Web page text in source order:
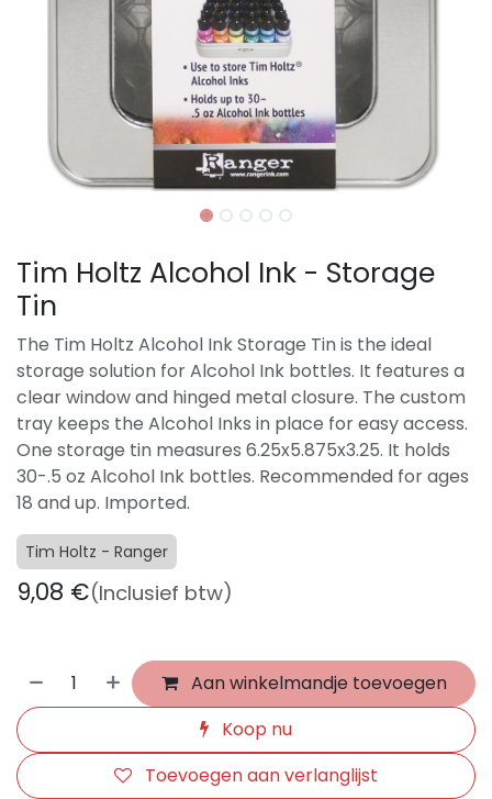
Tim Holtz Alcohol Ink - Storage
Tin
The Tim Holtz Alcohol Ink Storage Tin is the ideal
storage solution for Alcohol Ink bottles. It features a
clear window and hinged metal closure. The custom
tray keeps the Alcohol Inks in place for easy access.
One storage tin measures 6.25x5.875x3.25. It holds
30-.5 oz Alcohol Ink bottles. Recommended for ages
18 and up. Imported.
Tim Holtz - Ranger
9,08 €(Inclusief btw)
Aan winkelmandje toevoegen
Koop nu
Toevoegen aan verlanglijst